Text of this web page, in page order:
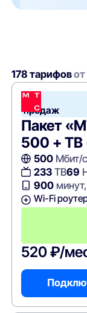
178 тарифов
Хит
продаж
Пакет
500 + ТВ
500Мбит/с
233ТВ69
900минут,
Wi-Fi
520 ₽/